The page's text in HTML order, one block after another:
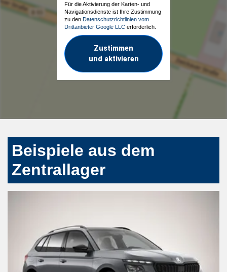
Für die Aktivierung der Karten- und
Navigationsdienste ist Ihre Zustimmung
zu den Datenschutzrichtlinien vom
Drittanbieter Google LLC erforderlich.
Zustimmen
und aktivieren
Beispiele aus dem
Zentrallager